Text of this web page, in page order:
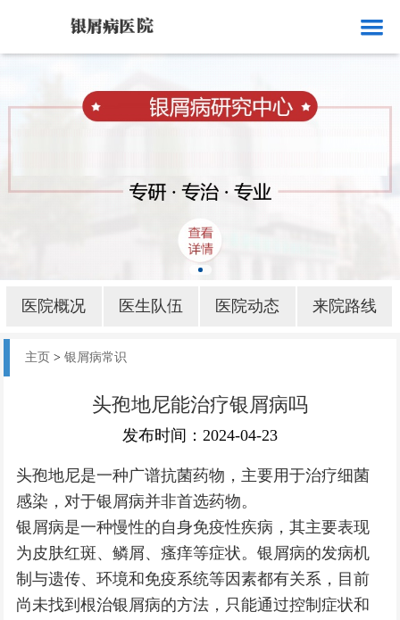
医院概况
银屑病护理
医院概况 医生队伍 医院动态 来院路线
主页 >银屑病常识
头孢地尼能治疗银屑病吗
发布时间：2024-04-23
头孢地尼是一种广谱抗菌药物，主要用于治疗细菌
感染，对于银屑病并非首选药物。
银屑病是一种慢性的自身免疫性疾病，其主要表现
为皮肤红斑、鳞屑、瘙痒等症状。银屑病的发病机
制与遗传、环境和免疫系统等因素都有关系，目前
尚未找到根治银屑病的方法，只能通过控制症状和